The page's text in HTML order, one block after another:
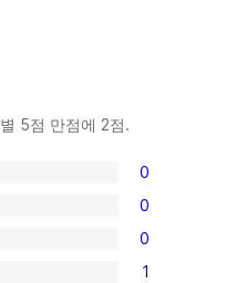
별 5점 만점에 2점.
0
0
0
1